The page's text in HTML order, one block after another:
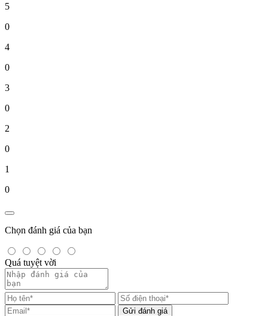
5
0
4
0
3
0
2
0
1
0
Chọn đánh giá của bạn
Quá tuyệt vời
Gửi đánh giá